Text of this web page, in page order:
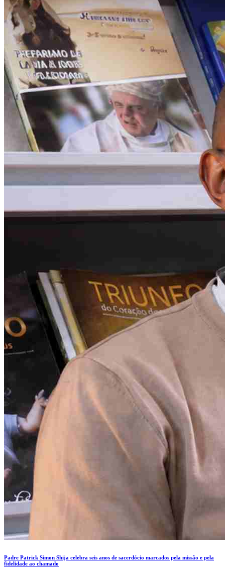
Padre Patrick Simon Shija celebra seis anos de sacerdócio marcados pela missão e pela
fidelidade ao chamado